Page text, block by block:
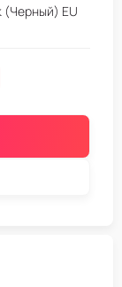
(Черный) EU